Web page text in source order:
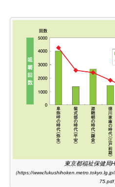
東京都福祉保健局
（https://
75.pdf